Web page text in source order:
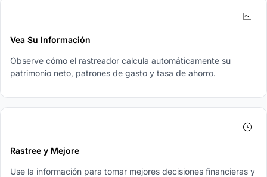
Vea Su Información
Observe cómo el rastreador calcula automáticamente su
patrimonio neto, patrones de gasto y tasa de ahorro.
Rastree y Mejore
Use la información para tomar mejores decisiones financieras y